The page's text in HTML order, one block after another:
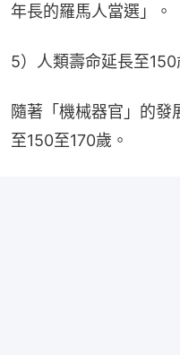
年長的羅馬人當選」。
5）人類壽命延長至150
隨著「機械器官」的發
至150至170歲。